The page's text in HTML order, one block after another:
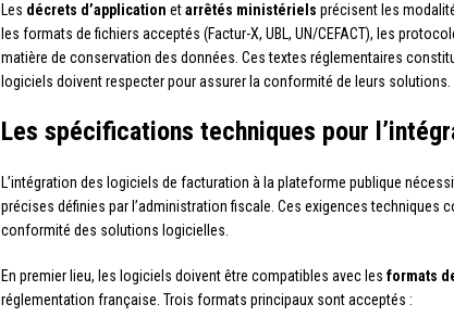
Les décrets d’application etarrêtés ministériels précisent les
les formats de fichiers acceptés (Factur-X, UBL, UN/CEFACT), les
matière de conservation des données. Ces textes réglementaires
logiciels doivent respecter pour assurer la conformité de leurs solutions.
Les spécifications techniques pour
L’intégration des logiciels de facturation à la plateforme publique
précises définies par l’administration fiscale. Ces exigences techniques
conformité des solutions logicielles.
En premier lieu, les logiciels doivent être compatibles avec les formats
réglementation française. Trois formats principaux sont acceptés :